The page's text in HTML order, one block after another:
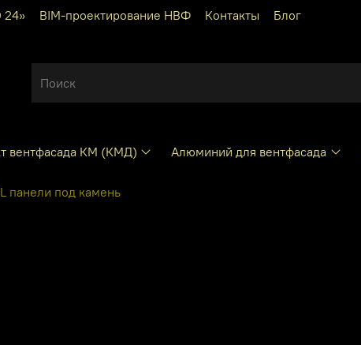
24» BIM-проектирование НВФ Контакты Блог
вентфасада КМ (КМД) Алюминий для вентфасада
панели под камень